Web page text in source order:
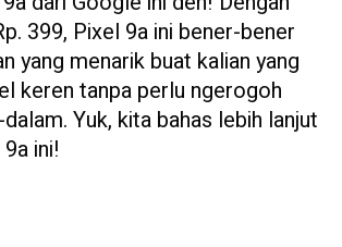
399, Pixel 9a ini bener-bener
yang menarik buat kalian yang
keren tanpa perlu ngerogoh
Yuk, kita bahas lebih lanjut
ini!